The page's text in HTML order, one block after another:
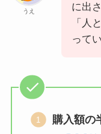
うえ
に出
「人
って
購入額の